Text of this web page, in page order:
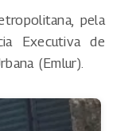
pela
Executiva de
(Emlur).